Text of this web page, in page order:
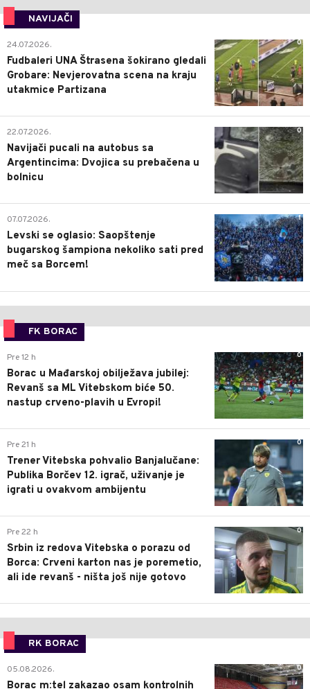
NAVIJAČI
0
24.07.2026.
Fudbaleri UNA Štrasena šokirano gledali
Grobare: Nevjerovatna scena na kraju
utakmice Partizana
0
22.07.2026.
Navijači pucali na autobus sa
Argentincima: Dvojica su prebačena u
bolnicu
1
07.07.2026.
Levski se oglasio: Saopštenje
bugarskog šampiona nekoliko sati pred
meč sa Borcem!
FK BORAC
0
Pre 12 h
Borac u Mađarskoj obilježava jubilej:
Revanš sa ML Vitebskom biće 50.
nastup crveno-plavih u Evropi!
0
Pre 21 h
Trener Vitebska pohvalio Banjalučane:
Publika Borčev 12. igrač, uživanje je
igrati u ovakvom ambijentu
0
Pre 22 h
Srbin iz redova Vitebska o porazu od
Borca: Crveni karton nas je poremetio,
ali ide revanš - ništa još nije gotovo
RK BORAC
0
05.08.2026.
Borac m:tel zakazao osam kontrolnih